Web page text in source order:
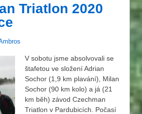
Triatlon 2020
V sobotu jsme absolvovali se
štafetou ve složení Adrian
Sochor (1,9 km plavání), Milan
Sochor (90 km kolo) a já (21
km běh) závod Czechman
Triatlon v Pardubicích. Počasí